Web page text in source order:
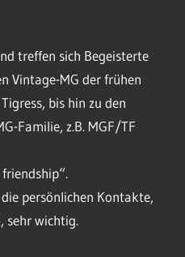
treffen sich Begeisterte
Vintage-MG der frühen
bis hin zu den
Familie, z.B. MGF/TF
persönlichen Kontakte,
sehr wichtig.